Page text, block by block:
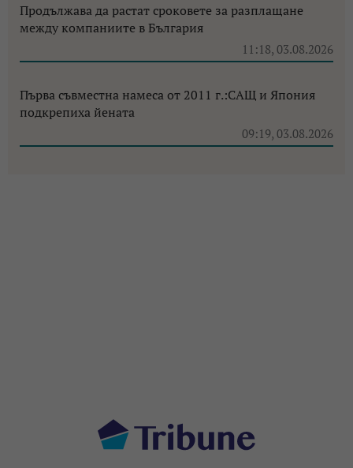
Продължава да растат сроковете за разплащане
между компаниите в България
11:18, 03.08.2026
Първа съвместна намеса от 2011 г.:САЩ и Япония
подкрепиха йената
09:19, 03.08.2026